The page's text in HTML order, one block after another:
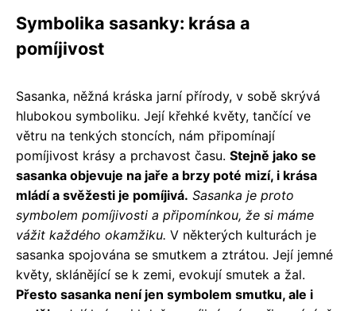
Symbolika sasanky: krása a
pomíjivost
Sasanka, něžná kráska jarní přírody, v sobě skrývá
hlubokou symboliku. Její křehké květy, tančící ve
větru na tenkých stoncích, nám připomínají
pomíjivost krásy a prchavost času. Stejně jako se
sasanka objevuje na jaře a brzy poté mizí, i krása
mládí a svěžesti je pomíjivá. Sasanka je proto
symbolem pomíjivosti a připomínkou, že si máme
vážit každého okamžiku. V některých kulturách je
sasanka spojována se smutkem a ztrátou. Její jemné
květy, sklánějící se k zemi, evokují smutek a žal.
Přesto sasanka není jen symbolem smutku, ale i